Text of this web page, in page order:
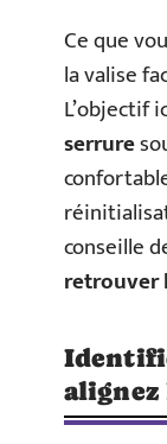
Ce que
la valise
L’objectif
serrure
conseille
retrouver
alignez